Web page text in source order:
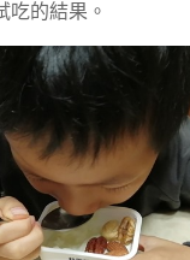
吃的結果。